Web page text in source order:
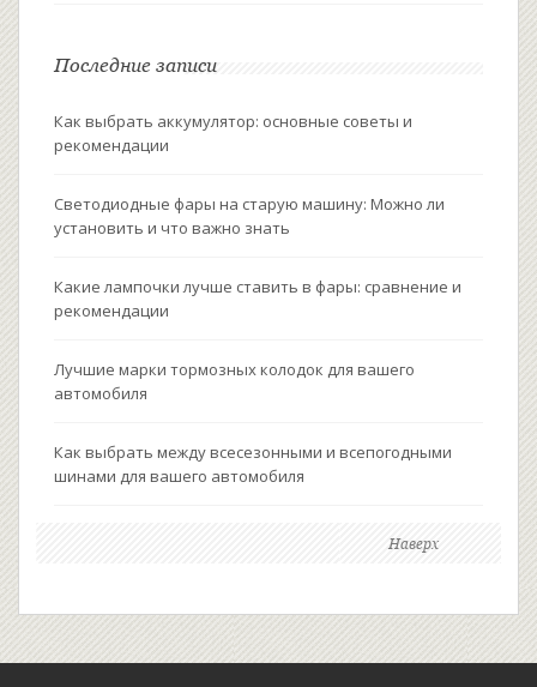
Последние записи
Как выбрать аккумулятор: основные советы и
рекомендации
Светодиодные фары на старую машину: Можно ли
установить и что важно знать
Какие лампочки лучше ставить в фары: сравнение и
рекомендации
Лучшие марки тормозных колодок для вашего
автомобиля
Как выбрать между всесезонными и всепогодными
шинами для вашего автомобиля
Наверх